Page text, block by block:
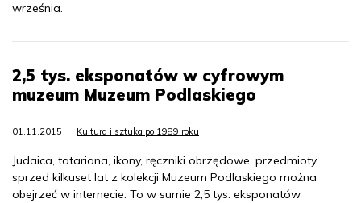
września.
2,5 tys. eksponatów w cyfrowym
muzeum Muzeum Podlaskiego
01.11.2015 Kultura i sztuka po 1989 roku
Judaica, tatariana, ikony, ręczniki obrzędowe, przedmioty
sprzed kilkuset lat z kolekcji Muzeum Podlaskiego można
obejrzeć w internecie. To w sumie 2,5 tys. eksponatów